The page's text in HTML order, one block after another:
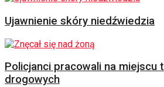
Ujawnienie skóry niedźwiedzia
Policjanci pracowali na miejscu
drogowych